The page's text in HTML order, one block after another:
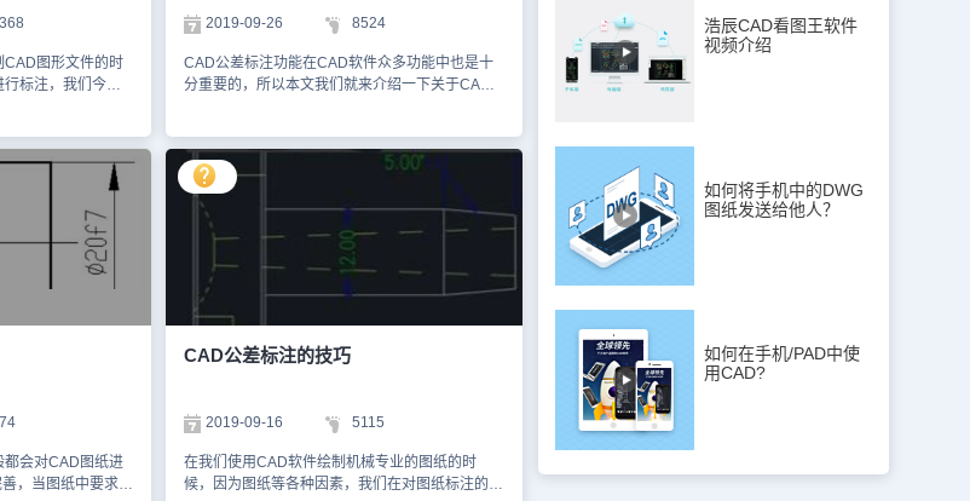
极限尺寸并小于最
。3.极限尺寸 一
端。 最大极限尺
最小极限尺寸：孔
小于其基本尺寸
号为ES，轴的上
差ES=30.021-
30=-0.007
尺寸所得的代数
尺寸时，其值为正
，或上偏差减下偏
差，常将图(a)简
一条基准直线。通
公差带（简称公差
图为例进行讲解。 2、点击界面功能区中的“默认”-
“注释”-“标注样式”选项，系统会自动打开“标注样式
管理器”。 3、点击“新建”按钮，在弹出来的“创建
新标注样式”对话框中，点击“用于”的下拉列表，选
选项卡中，我们点击文字样式后面的按钮，从而弹
出“文字样式”的对话框，我们在这里设置字体为“仿
宋-GB2312”，再点击“应用”选项。 6、将“文字高
度”设置为2.5，直接点击“确认”按钮。 7、返回至
“标注样式管理器”对话框中，我们重复创建标注样
式的步骤，分别创建“直径”、“半径”标注样式，再
把“文字对齐”设置为“ISO标准”样式。最后，我们选
择“线性”的标注样式，点击“置为当前”的按钮，再
前的图层。我们点击“注释”-“标注”-“线性”选项，其
认”-“注释”-“线性”选项，我们进行标注Ø10线性尺
重复执行“线性”标注的操作，标注另外一侧的Ø10
线性尺寸，执行结果如下图所示： 11、把“半径”
图形文件的时
标注，我们今天
，弹出“标注样式
前的标注样式，再
相应的参数之后，
置过的公差上，但
CAD标
字格式”窗口中，我
值。 2)使用
窗口上方的“b/a”
2019-09-26 8524
CAD公差标注功能在CAD软件众多功能中也是十
分重要的，所以本文我们就来介绍一下关于CAD
注提示中选择文字（T）输入尺寸文本而替代测量
值。（即%%C20f7）→回车，用光标确定尺寸位
置。 方法二： 利用“编辑标注”按钮编辑尺寸
在执行线性尺寸标注命令后，调出“编辑标注”
命令，从标注编辑类型中选择新建（N），弹出
“多行文字编辑器”对话框，在<>符号前输
入%%C，符号后输入f7，单击［确定］，选择已
标注的线性尺寸→回车。 方法三： 利用“特
性”对话框编辑尺寸 在执行线性尺寸标注命令
后，双击已标注的线性尺寸，弹出“特性”对话框，
在［文字替代］输入%%C20f7后，关闭“特性”对
调出“标注样式管理器”对话框，选择“替代当前
样式”，在“主单位选项卡”对话框中［前缀］输
入%%C；［后缀］输入f7 。执行线性标注命令标
注尺寸。 标注极限偏差 方法一： 使用输入尺寸文
会对CAD图纸进
，当图纸中要求进
CAD公差标注的技巧
2019-09-16 5115
在我们使用CAD软件绘制机械专业的图纸的时
候，因为图纸等各种因素，我们在对图纸标注的时
浩辰CAD看图王软件
视频介绍
如何将手机中的DWG
图纸发送给他人？
如何在手机/PAD中使
用CAD?